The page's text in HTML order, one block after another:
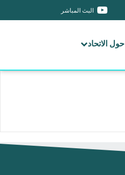
البث المباشر
حول الاتحاد